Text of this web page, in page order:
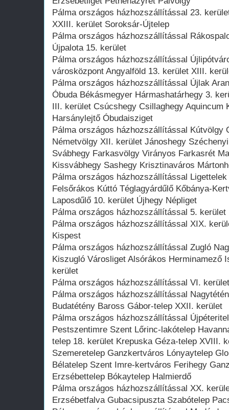
Pálma országos házhozszállítással 23.
XXIII. kerület Soroksár-Újtelep
Pálma országos házhozszállítással
Újpalota 15. kerület
Pálma országos házhozszállítással
városközpont Angyalföld 13. kerület XIII.
Pálma országos házhozszállítással Újlak
Óbuda Békásmegyer Hármashatárhegy 3.
III. kerület Csúcshegy Csillaghegy Aquincum
Harsánylejtő Óbudaisziget
Pálma országos házhozszállítással Kútvölgy
Németvölgy XII. kerület Jánoshegy
Svábhegy Farkasvölgy Virányos Farkasrét
Kissvábhegy Sashegy Krisztinaváros
Pálma országos házhozszállítással
Felsőrákos Kúttó Téglagyárdűlő Kőbánya-
Laposdűlő 10. kerület Újhegy Népliget
Pálma országos házhozszállítással 5.
Pálma országos házhozszállítással XIX.
Kispest
Pálma országos házhozszállítással Zugló
Kiszugló Városliget Alsórákos Herminamező
kerület
Pálma országos házhozszállítással VI.
Pálma országos házhozszállítással
Budatétény Baross Gábor-telep XXII. kerület
Pálma országos házhozszállítással
Pestszentimre Szent Lőrinc-lakótelep
telep 18. kerület Krepuska Géza-telep XVIII.
Szemeretelep Ganzkertváros Lónyaytelep
Bélatelep Szent Imre-kertváros Ferihegy
Erzsébettelep Bókaytelep Halmierdő
Pálma országos házhozszállítással XX.
Erzsébetfalva Gubacsipuszta Szabótelep